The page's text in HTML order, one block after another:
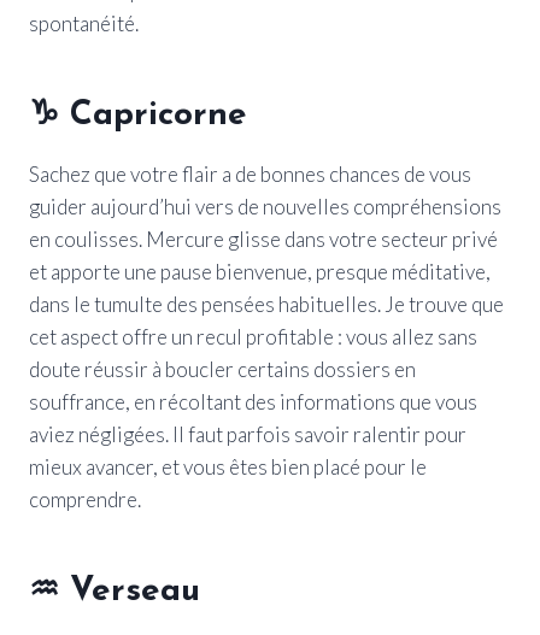
spontanéité.
♑ Capricorne
Sachez que votre flair a de bonnes chances de vous
guider aujourd’hui vers de nouvelles compréhensions
en coulisses. Mercure glisse dans votre secteur privé
et apporte une pause bienvenue, presque méditative,
dans le tumulte des pensées habituelles. Je trouve que
cet aspect offre un recul profitable : vous allez sans
doute réussir à boucler certains dossiers en
souffrance, en récoltant des informations que vous
aviez négligées. Il faut parfois savoir ralentir pour
mieux avancer, et vous êtes bien placé pour le
comprendre.
♒ Verseau